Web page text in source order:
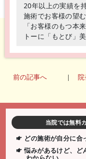
20年以上の実績を
施術でお客様の望
「お客様のもつ本
トーに「もとび」
前の記事へ |
当院では無料
どの施術が自分に合
悩みがあるけど、ど